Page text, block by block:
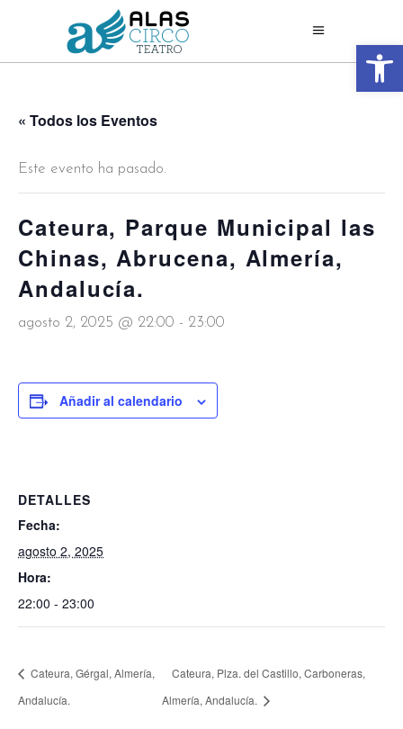
Abrir
« Todos los Eventos
Este evento ha pasado.
Cateura, Parque Municipal las
Chinas, Abrucena, Almería,
Andalucía.
agosto 2, 2025 @ 22:00 - 23:00
Añadir al calendario
DETALLES
Fecha:
agosto 2, 2025
Hora:
22:00 - 23:00
Cateura, Gérgal, Almería,
Andalucía.
Cateura, Plza. del Castillo, Carboneras,
Almería, Andalucía.